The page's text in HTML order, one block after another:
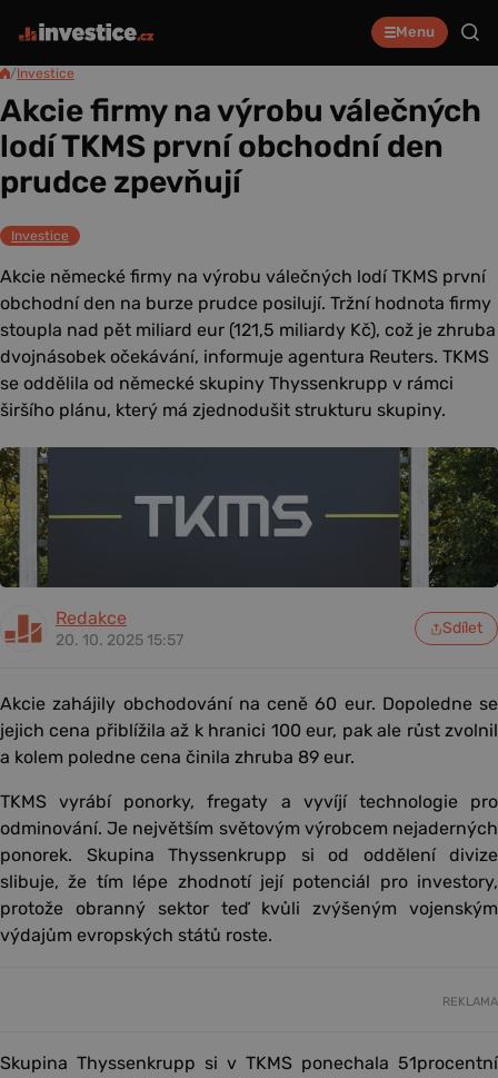
Menu
/Investice
Akcie firmy na výrobu válečných
lodí TKMS první obchodní den
prudce zpevňují
Investice
Akcie německé firmy na výrobu válečných lodí TKMS první
obchodní den na burze prudce posilují. Tržní hodnota firmy
stoupla nad pět miliard eur (121,5 miliardy Kč), což je zhruba
dvojnásobek očekávání, informuje agentura Reuters. TKMS
se oddělila od německé skupiny Thyssenkrupp v rámci
širšího plánu, který má zjednodušit strukturu skupiny.
Redakce
20. 10. 2025 15:57
Sdílet
Akcie zahájily obchodování na ceně 60 eur. Dopoledne se
jejich cena přiblížila až k hranici 100 eur, pak ale růst zvolnil
a kolem poledne cena činila zhruba 89 eur.
TKMS vyrábí ponorky, fregaty a vyvíjí technologie pro
odminování. Je největším světovým výrobcem nejaderných
ponorek. Skupina Thyssenkrupp si od oddělení divize
slibuje, že tím lépe zhodnotí její potenciál pro investory,
protože obranný sektor teď kvůli zvýšeným vojenským
výdajům evropských států roste.
REKLAMA
Skupina Thyssenkrupp si v TKMS ponechala 51procentní